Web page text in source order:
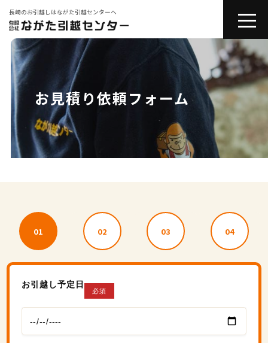
長崎のお引越しはながた引越センターへ
toggle
会社紹介
お引越しサービス
その他サービス
コラム
お問い合わせ
お気軽にお問い合わせください。
お見積り依頼フォーム
01 02 03 04
お引越し予定日
必須